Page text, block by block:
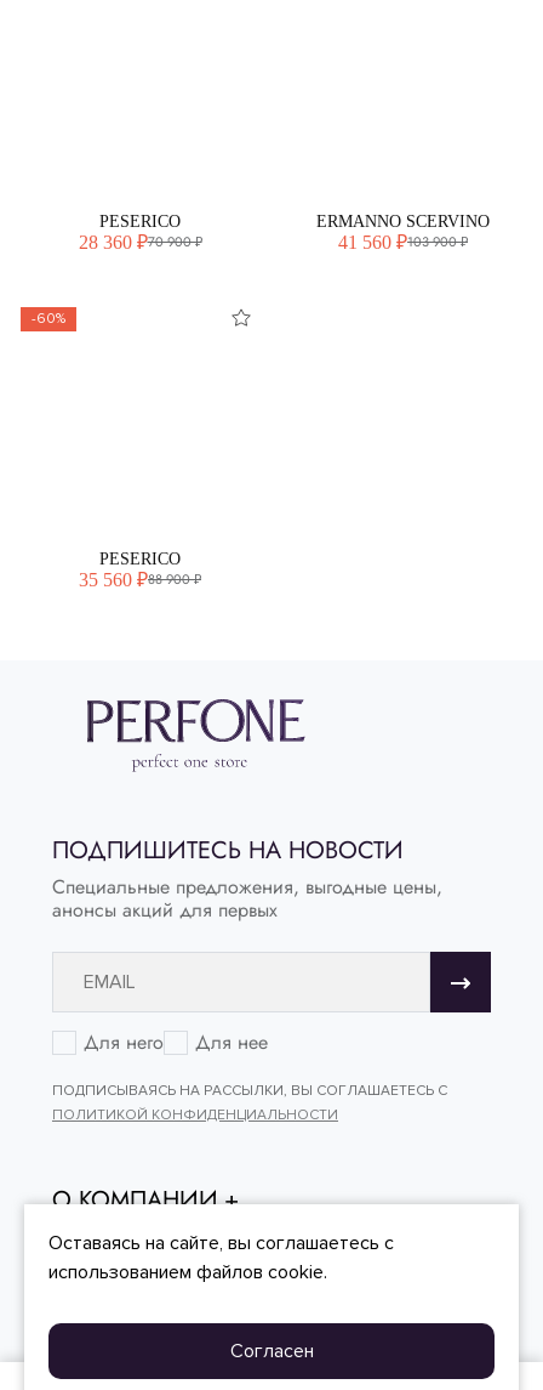
PESERICO
28 360 ₽70 900 ₽
ERMANNO SCERVINO
41 560 ₽103 900 ₽
-60%
PESERICO
35 560 ₽88 900 ₽
ПОДПИШИТЕСЬ НА НОВОСТИ
Специальные предложения, выгодные цены,
анонсы акций для первых
Для него Для нее
ПОДПИСЫВАЯСЬ НА РАССЫЛКИ, ВЫ СОГЛАШАЕТЕСЬ С
ПОЛИТИКОЙ КОНФИДЕНЦИАЛЬНОСТИ
О КОМПАНИИ
ОНЛАЙН - ПОКУПКИ
КЛИЕНТСКИЙ СЕРВИС
© «PERFONE», 2008–2026, ООО «ПЕРФОН»
Оставаясь на сайте, вы соглашаетесь с
использованием файлов cookie.
Согласен